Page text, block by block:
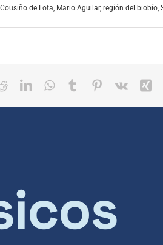
o
de Lota, Mario Aguilar, región del biobío,
RedditLinkedInWhatsApp
TumblrPinterest
Vk